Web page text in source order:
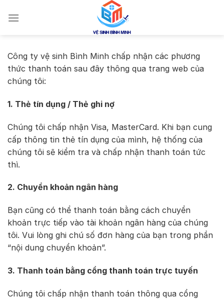
đến
Công ty vệ sinh Bình Minh chấp nhận các phương
thức thanh toán sau đây thông qua trang web của
chúng tôi:
1. Thẻ tín dụng / Thẻ ghi nợ
Chúng tôi chấp nhận Visa, MasterCard. Khi bạn cung
cấp thông tin thẻ tín dụng của mình, hệ thống của
chúng tôi sẽ kiểm tra và chấp nhận thanh toán tức
thì.
2. Chuyển khoản ngân hàng
Bạn cũng có thể thanh toán bằng cách chuyển
khoản trực tiếp vào tài khoản ngân hàng của chúng
tôi. Vui lòng ghi chú số đơn hàng của bạn trong phần
“nội dung chuyển khoản”.
3. Thanh toán bằng cổng thanh toán trực tuyến
Chúng tôi chấp nhận thanh toán thông qua cổng